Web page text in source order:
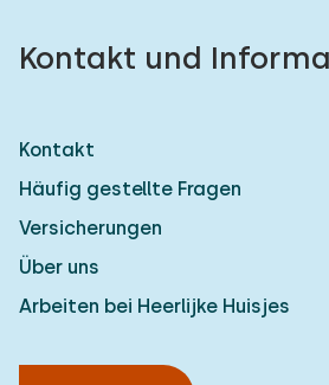
Kontakt und
Kontakt
Häufig gestellte Fragen
Versicherungen
Über uns
Arbeiten bei Heerlijke Huisjes